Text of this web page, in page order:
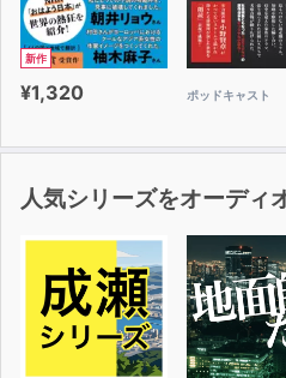
新作
¥1,320 ポッドキャスト
人気シリーズをオーディ